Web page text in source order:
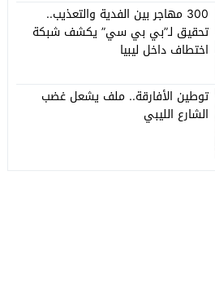
300 مهاجر بين الفدية والتعذيب..
تحقيق لـ”بي بي سي” يكشف شبكة
اختطاف داخل ليبيا
توطين الأفارقة.. ملف يشعل غضب
الشارع الليبي